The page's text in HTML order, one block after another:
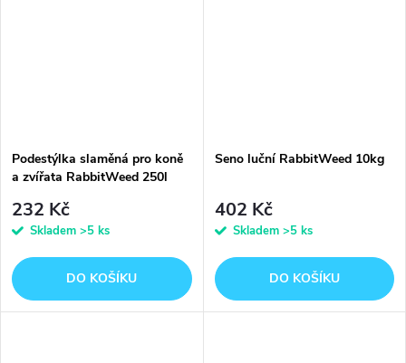
Podestýlka slaměná pro koně
a zvířata RabbitWeed 250l
232 Kč
Skladem >5 ks
DO KOŠÍKU
Seno luční RabbitWeed 10kg
402 Kč
Skladem >5 ks
DO KOŠÍKU